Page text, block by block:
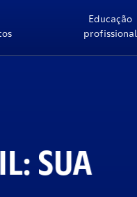
Educação
profissional
SUA